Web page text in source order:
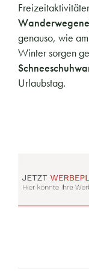
genauso, wie
Winter sorgen
Urlaubstag.